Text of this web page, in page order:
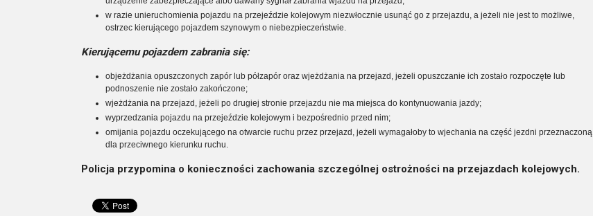
w razie unieruchomienia pojazdu na przejeździe kolejowym niezwłocznie usunąć go z przejazdu, a jeżeli nie jest to możliwe,
ostrzec kierującego pojazdem szynowym o niebezpieczeństwie.
Kierującemu pojazdem zabrania się:
objeżdżania opuszczonych zapór lub półzapór oraz wjeżdżania na przejazd, jeżeli opuszczanie ich zostało rozpoczęte lub
podnoszenie nie zostało zakończone;
wjeżdżania na przejazd, jeżeli po drugiej stronie przejazdu nie ma miejsca do kontynuowania jazdy;
wyprzedzania pojazdu na przejeździe kolejowym i bezpośrednio przed nim;
omijania pojazdu oczekującego na otwarcie ruchu przez przejazd, jeżeli wymagałoby to wjechania na część jezdni przeznaczoną
dla przeciwnego kierunku ruchu.
Policja przypomina o konieczności zachowania szczególnej ostrożności na przejazdach kolejowych.